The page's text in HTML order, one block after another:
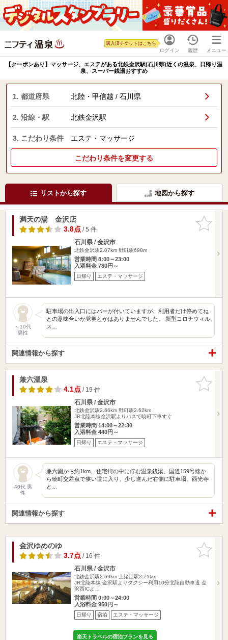
ログイン
購入済チケットはこちら
履歴 メニュー
【クーポンあり】マッサージ、エステがある北鉄金沢駅(石川県)近くの温泉、日帰り温
泉、スーパー銭湯おすすめ
1. 都道府県 北陸・甲信越 / 石川県
2. 沿線・駅 北鉄金沢駅
3. こだわり条件 エステ・マッサージ
こだわり条件を変更する
リストから探す 地図から探す
お気に入
りに追加
満天の湯 金沢店
3.8点/ 5 件
石川県 / 金沢市
北鉄金沢駅2.07km 野町駅698m
営業時間 8:00～23:00
入浴料金 780円～
日帰り エステ・マッサージ
～10代
男性
駐車場の出入口にはバーが付いていますが、利用者だけ停めてね
との意味合いか発券とかはありませんでした。 新型コロナウィル
ス…
関連情報から探す
お気に入
りに追加
兼六温泉
4.1点/ 19 件
石川県 / 金沢市
北鉄金沢駅2.66km 野町駅2.62km
JR北陸本線金沢駅よりバスで暁町下車すぐ
営業時間 14:00～22:30
入浴料金 440円～
日帰り エステ・マッサージ
40代 男
性
兼六園から約1km、住宅街の中に佇む温泉銭湯。国道159号線か
ら暁町交差点で狭い道に入り、少し進んだ右側に駐車場。西光寺
と…
関連情報から探す
お気に入
りに追加
金沢ゆめのゆ
3.7点/ 16 件
石川県 / 金沢市
北鉄金沢駅2.69km
上諸江駅2.71km
JR北陸本線 金沢駅よりタクシー利用10分北陸自動車道 金
沢西ICよ…
営業時間 0:00～24:00
入浴料金 950円～
日帰り 宿泊 エステ・マッサージ
楽天トラベルの宿泊プランを見る